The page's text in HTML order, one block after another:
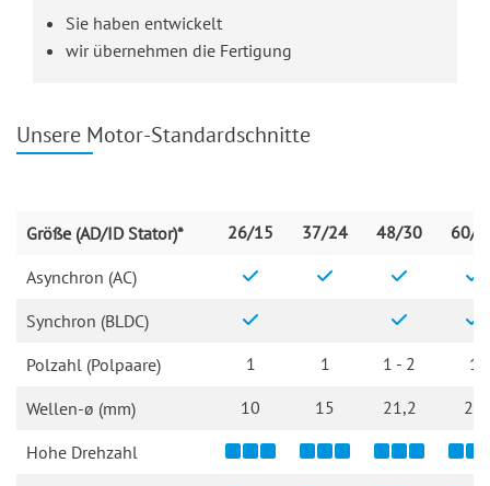
Sie haben entwickelt
wir übernehmen die Fertigung
Unsere Motor-Standardschnitte
Größe (AD/ID Stator)* 26/15 37/24 48/30 60/
Asynchron (AC)
Synchron (BLDC)
Polzahl (Polpaare)
1 1 1 - 2 1
Wellen-ø (mm) 10 15 21,2 20
Hohe Drehzahl